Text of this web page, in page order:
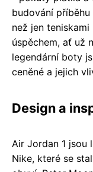
budování
než jen
úspěchem, ať už
legendární boty
ceněné a jejich
Design a
Air Jordan 1 jsou
Nike, které se